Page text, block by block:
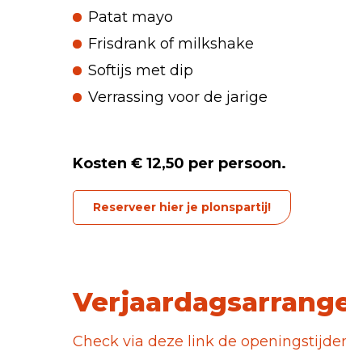
Patat mayo
Frisdrank of milkshake
Softijs met dip
Verrassing voor de jarige
Kosten € 12,50 per persoon.
Reserveer hier je plonspartij!
Check via deze link de